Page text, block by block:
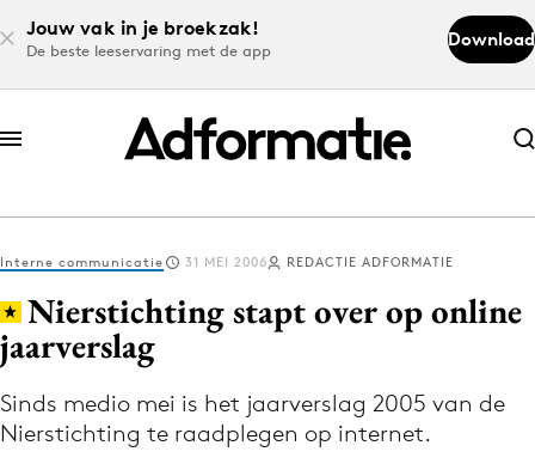
Jouw vak in je broekzak!
De beste leeservaring met de app
Download
Abonneer nu
Abonneer nu
Log in
Volg het laatste nieuws via de Adformatie
Nieuws app
Interne communicatie 31 MEI 2006 REDACTIE ADFORMATIE
Nierstichting stapt over op online
jaarverslag
Sinds medio mei is het jaarverslag 2005 van de
Nierstichting te raadplegen op internet.